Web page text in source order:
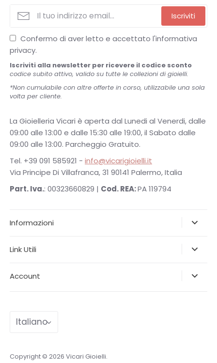
Iscriviti
Confermo di aver letto e accettato l'informativa
privacy.
Iscriviti alla newsletter per ricevere il codice sconto
codice subito attivo, valido su tutte le collezioni di gioielli.
*Non cumulabile con altre offerte in corso, utilizzabile una sola
volta per cliente.
La Gioielleria Vicari è aperta dal Lunedi al Venerdi, dalle
09:00 alle 13:00 e dalle 15:30 alle 19:00, il Sabato dalle
09:00 alle 13:00. Parcheggio Gratuito.
Tel. +39 091 585921 - info@vicarigioielli.it
Via Principe Di Villafranca, 31 90141 Palermo, Italia
Part. Iva.: 00323660829 | Cod. REA:PA 119794
Informazioni
Link Utili
Account
Lingua
Italiano
Copyright © 2026 Vicari Gioielli.